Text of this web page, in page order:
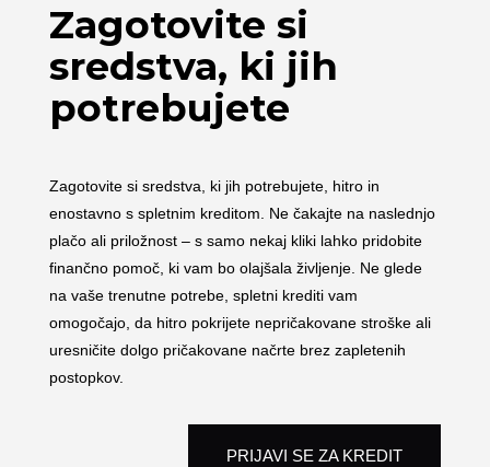
Zagotovite si
sredstva, ki jih
potrebujete
Zagotovite si sredstva, ki jih potrebujete, hitro in
enostavno s spletnim kreditom. Ne čakajte na naslednjo
plačo ali priložnost – s samo nekaj kliki lahko pridobite
finančno pomoč, ki vam bo olajšala življenje. Ne glede
na vaše trenutne potrebe, spletni krediti vam
omogočajo, da hitro pokrijete nepričakovane stroške ali
uresničite dolgo pričakovane načrte brez zapletenih
postopkov.
PRIJAVI SE ZA KREDIT